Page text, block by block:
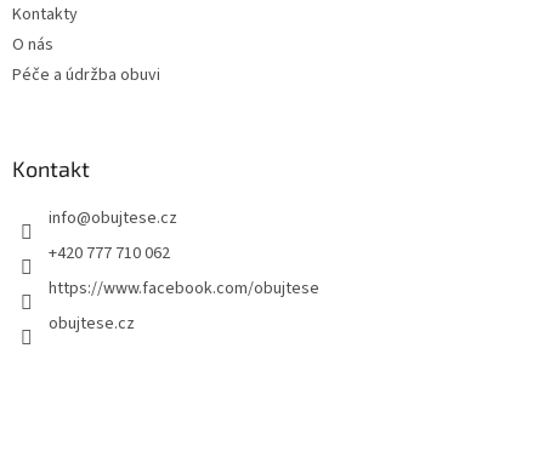
Kontakty
O nás
Péče a údržba obuvi
Kontakt
info@obujtese.cz
+420 777 710 062
https://www.facebook.com/obujtese
obujtese.cz